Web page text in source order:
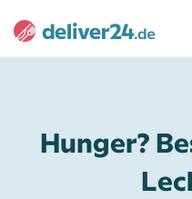
Hunger?